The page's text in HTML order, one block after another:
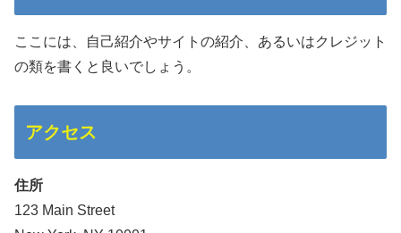
ここには、自己紹介やサイトの紹介、あるいはクレジット
の類を書くと良いでしょう。
アクセス
住所
123 Main Street